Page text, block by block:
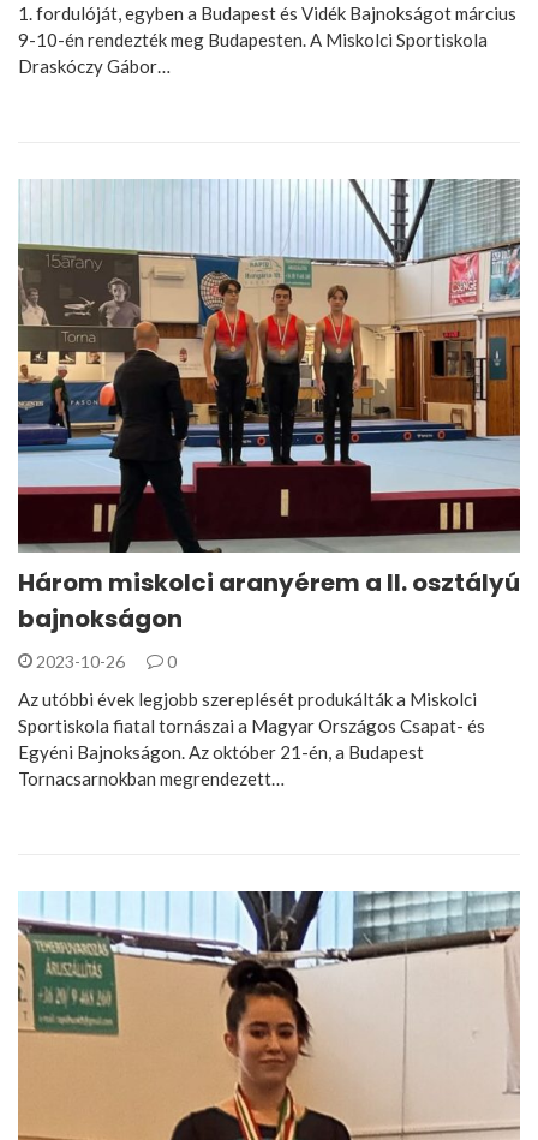
1. fordulóját, egyben a Budapest és Vidék Bajnokságot március
9-10-én rendezték meg Budapesten. A Miskolci Sportiskola
Draskóczy Gábor…
Három miskolci aranyérem a II. osztályú
bajnokságon
2023-10-26 0
Az utóbbi évek legjobb szereplését produkálták a Miskolci
Sportiskola fiatal tornászai a Magyar Országos Csapat- és
Egyéni Bajnokságon. Az október 21-én, a Budapest
Tornacsarnokban megrendezett…